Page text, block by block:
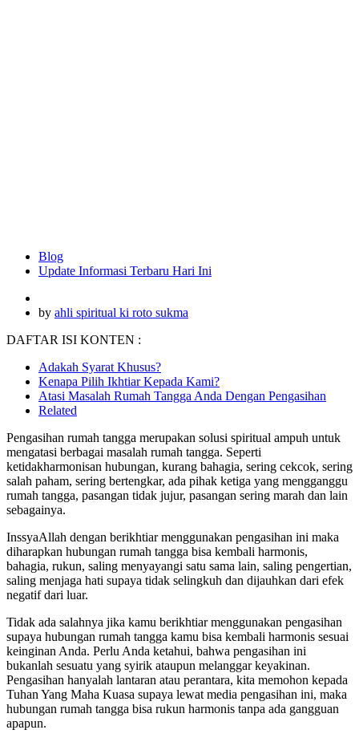
Blog
Update Informasi Terbaru Hari Ini
by ahli spiritual ki roto sukma
DAFTAR ISI KONTEN :
Adakah Syarat Khusus?
Kenapa Pilih Ikhtiar Kepada Kami?
Atasi Masalah Rumah Tangga Anda Dengan Pengasihan
Related
Pengasihan rumah tangga merupakan solusi spiritual ampuh untuk
mengatasi berbagai masalah rumah tangga. Seperti
ketidakharmonisan hubungan, kurang bahagia, sering cekcok, sering
salah paham, sering bertengkar, ada pihak ketiga yang mengganggu
rumah tangga, pasangan tidak jujur, pasangan sering marah dan lain
sebagainya.
InssyaAllah dengan berikhtiar menggunakan pengasihan ini maka
diharapkan hubungan rumah tangga bisa kembali harmonis,
bahagia, rukun, saling menyayangi satu sama lain, saling pengertian,
saling menjaga hati supaya tidak selingkuh dan dijauhkan dari efek
negatif dari luar.
Tidak ada salahnya jika kamu berikhtiar menggunakan pengasihan
supaya hubungan rumah tangga kamu bisa kembali harmonis sesuai
keinginan Anda. Perlu Anda ketahui, bahwa pengasihan ini
bukanlah sesuatu yang syirik ataupun melanggar keyakinan.
Pengasihan hanyalah lantaran atau perantara, kita memohon kepada
Tuhan Yang Maha Kuasa supaya lewat media pengasihan ini, maka
hubungan rumah tangga bisa rukun harmonis tanpa ada gangguan
apapun.